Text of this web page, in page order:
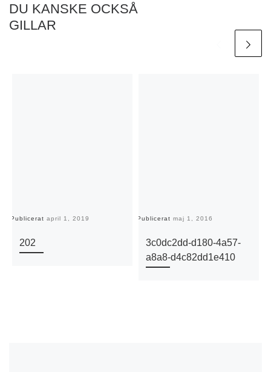
DU KANSKE OCKSÅ
GILLAR
Publicerat april 1, 2019
202
Publicerat maj 1, 2016
3c0dc2dd-d180-4a57-
a8a8-d4c82dd1e410